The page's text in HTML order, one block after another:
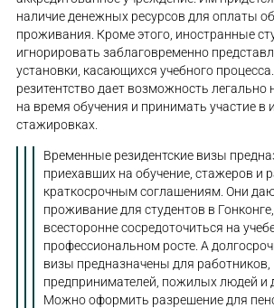
наличие денежных ресурсов для оплаты
проживания. Кроме этого, иностранные
игнорировать заблаговременно
установки, касающихся учебного
резитентство дает возможность легально
на время обучения и принимать участие в
стажировках.
Временные резидентские визы
приехавших на обучение, стажеров и
краткосрочным соглашениям. Они
проживание для студентов в
всесторонне сосредоточиться на
профессиональном росте. А
визы предназначены для работников,
предпринимателей, пожилых людей и
Можно оформить разрешение для